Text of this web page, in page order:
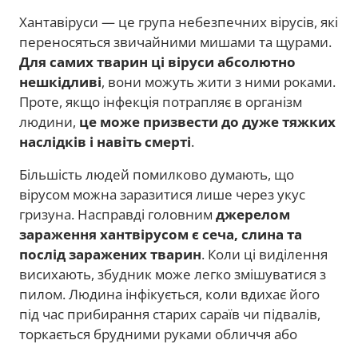
Хантавіруси — це група небезпечних вірусів, які
переносяться звичайними мишами та щурами.
Для самих тварин ці віруси абсолютно
нешкідливі, вони можуть жити з ними роками.
Проте, якщо інфекція потрапляє в організм
людини, це може призвести до дуже тяжких
наслідків і навіть смерті.
Більшість людей помилково думають, що
вірусом можна заразитися лише через укус
гризуна. Насправді головним джерелом
зараження хантвірусом є сеча, слина та
послід заражених тварин. Коли ці виділення
висихають, збудник може легко змішуватися з
пилом. Людина інфікується, коли вдихає його
під час прибирання старих сараїв чи підвалів,
торкається брудними руками обличчя або